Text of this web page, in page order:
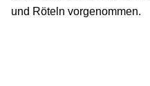
und Röteln vorgenommen.